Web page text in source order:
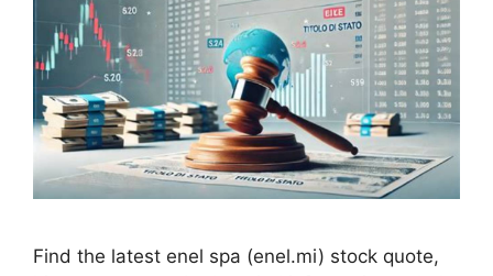
Find the latest enel spa (enel.mi) stock quote,